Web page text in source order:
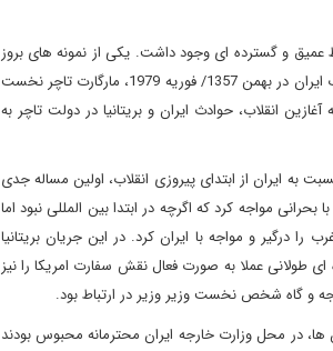
عمیق و گسترده ای وجود داشت. یکی از نمونه های بروز
این روابط گسترده، در مساله مواجه و تقابل با انقلاب اسلامی ایران و تبعات آن بود. در زمان پیروزی انقلاب ایران در بهمن 1357/ فوریه 1979، مارگارت تاچر نخست
انقلاب، حوادث ایران و بریتانیا در دولت تاچر به
به ایران از ابتدای پیروزی انقلاب، اولین مساله جدی
مواجه کرد که اگرچه در ابتدا بین المللی نبود اما
درگیر و مواجه با ایران کرد. در این جریان بریتانیا
طولانی عملا به صورت فعال نقش سفارت امریکا را نیز
و گاه شخص نخست وزیر وزیر در ارتباط بود.
در محل وزارت خارجه ایران محترمانه محبوس بودند